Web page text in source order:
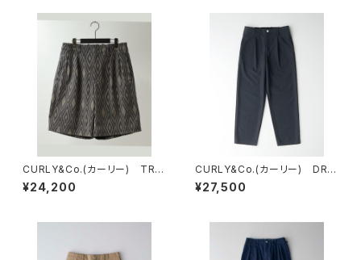
CURLY&Co.(カーリー) TRIB
AL ARGYLE SHORTS
¥24,200
CURLY&Co.(カーリー) DRY
MESH PANTS
¥27,500